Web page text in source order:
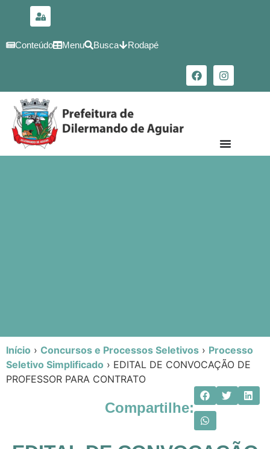
conteúdo
Conteúdo Menu Busca Rodapé
Início › Concursos e Processos Seletivos › Processo
Seletivo Simplificado › EDITAL DE CONVOCAÇÃO DE
PROFESSOR PARA CONTRATO
Compartilhe: